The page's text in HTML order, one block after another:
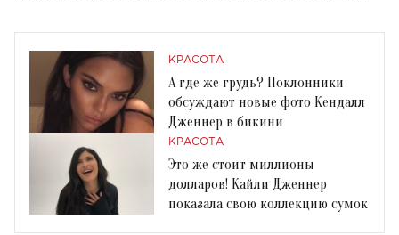
КРАСОТА
А где же грудь? Поклонники
обсуждают новые фото Кендалл
Дженнер в бикини
КРАСОТА
Это же стоит миллионы
долларов! Кайли Дженнер
показала свою коллекцию сумок